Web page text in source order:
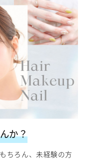
か？
ちろん、未経験の方